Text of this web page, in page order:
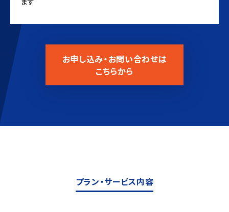
お申し込み・お問い合わせは
こちらから
プラン・サービス内容